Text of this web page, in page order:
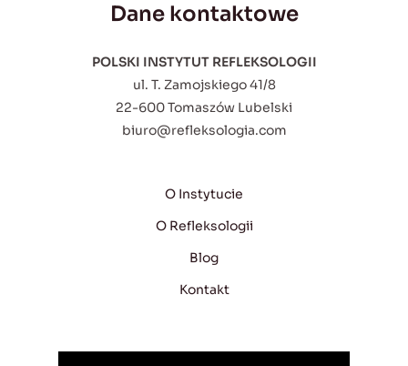
Dane kontaktowe
POLSKI INSTYTUT REFLEKSOLOGII
ul. T. Zamojskiego 41/8
22-600 Tomaszów Lubelski
biuro@refleksologia.com
O Instytucie
O Refleksologii
Blog
Kontakt